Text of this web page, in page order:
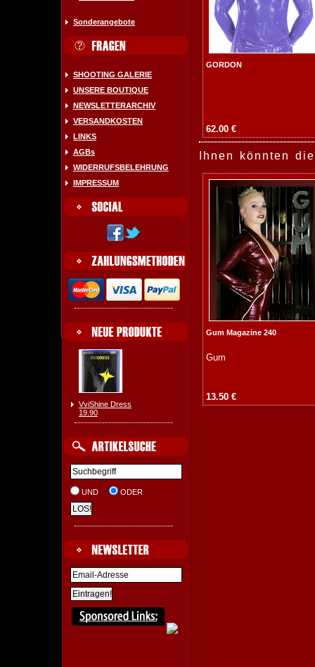
Sonderangebote
SHOOTING GALERIE
UNSERE BOUTIQUE
NEWSLETTERARCHIV
VERSANDKOSTEN
LINKS
AGBs
WIDERRUFSBELEHRUNG
IMPRESSUM
VviShine Dress
19.90
UND ODER
GORDON
62.00 €
Ihnen könnten
Gum Magazine 240
Gum
13.50 €